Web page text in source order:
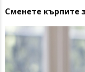
Сменете кърпите